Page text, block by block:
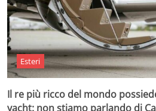
Esteri
Il re più ricco del mondo
yacht: non stiamo parlando di